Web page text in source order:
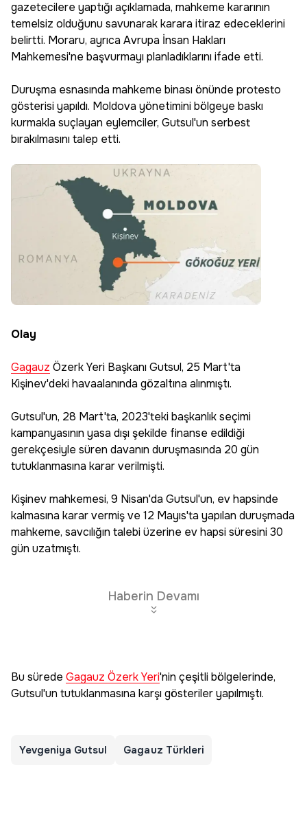
gazetecilere yaptığı açıklamada, mahkeme kararının
temelsiz olduğunu savunarak karara itiraz edeceklerini
belirtti. Moraru, ayrıca Avrupa İnsan Hakları
Mahkemesi'ne başvurmayı planladıklarını ifade etti.
Duruşma esnasında mahkeme binası önünde protesto
gösterisi yapıldı. Moldova yönetimini bölgeye baskı
kurmakla suçlayan eylemciler, Gutsul'un serbest
bırakılmasını talep etti.
Olay
Gagauz Özerk Yeri Başkanı Gutsul, 25 Mart'ta
Kişinev'deki havaalanında gözaltına alınmıştı.
Gutsul'un, 28 Mart'ta, 2023'teki başkanlık seçimi
kampanyasının yasa dışı şekilde finanse edildiği
gerekçesiyle süren davanın duruşmasında 20 gün
tutuklanmasına karar verilmişti.
Kişinev mahkemesi, 9 Nisan'da Gutsul'un, ev hapsinde
kalmasına karar vermiş ve 12 Mayıs'ta yapılan duruşmada
mahkeme, savcılığın talebi üzerine ev hapsi süresini 30
gün uzatmıştı.
Haberin Devamı
Bu sürede Gagauz Özerk Yeri'nin çeşitli bölgelerinde,
Gutsul'un tutuklanmasına karşı gösteriler yapılmıştı.
Yevgeniya Gutsul Gagauz Türkleri